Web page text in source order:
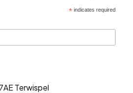
*indicates required
Terwispel